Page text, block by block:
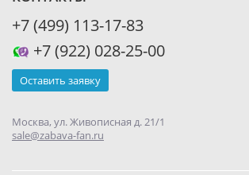
+7 (499) 113-17-83
+7 (922) 028-25-00
Оставить заявку
Москва, ул. Живописная д. 21/1
sale@zabava-fan.ru